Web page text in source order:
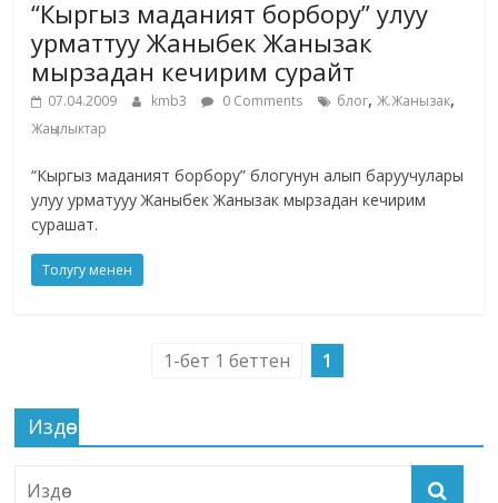
“Кыргыз маданият борбору” улуу
урматтуу Жаныбек Жанызак
мырзадан кечирим сурайт
07.04.2009 kmb3 0 Comments блог,Ж.Жанызак,
Жаңылыктар
“Кыргыз маданият борбору” блогунун алып баруучулары
улуу урматууу Жаныбек Жанызак мырзадан кечирим
сурашат.
Толугу менен
1-бет 1 беттен 1
Издөө